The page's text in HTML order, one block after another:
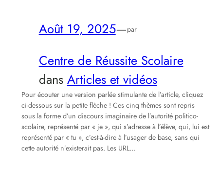
Août 19, 2025—par
Centre de Réussite Scolaire
dans Articles et vidéos
Pour écouter une version parlée stimulante de l’article, cliquez
ci-dessous sur la petite flèche ! Ces cinq thèmes sont repris
sous la forme d’un discours imaginaire de l’autorité politico-
scolaire, représenté par « je », qui s’adresse à l’élève, qui, lui est
représenté par « tu », c’est-à-dire à l’usager de base, sans qui
cette autorité n’existerait pas. Les URL…